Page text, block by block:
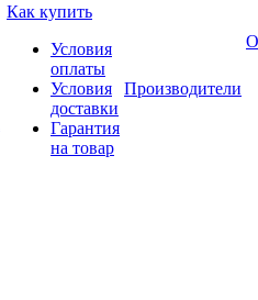
Как купить
Условия
оплаты
Условия
доставки
Гарантия
на товар
Производители